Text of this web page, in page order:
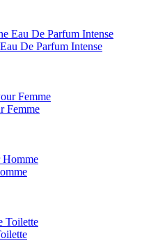
De Parfum Intense
Femme